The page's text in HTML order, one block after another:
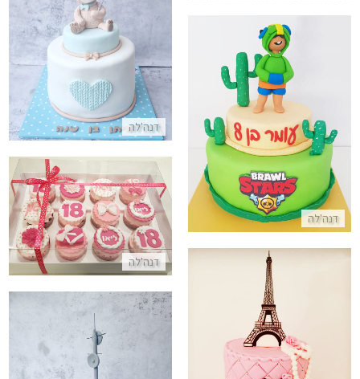
דנה'לה
עוגת דובי ליום הולדת שנה
דנה'לה
עוגת בראול סטארס מבצק סוכר
התקשר/י
דנה'לה
קאפקייקס לבנות ליום הולדת
התקשר/י
עוגה מיוחדת לבנות מבצק סוכר